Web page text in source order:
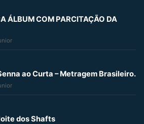
ÁLBUM COM PARCITAÇÃO DA
ao Curta – Metragem Brasileiro.
dos Shafts